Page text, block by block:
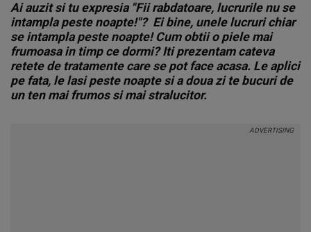
Ai auzit si tu expresia "Fii rabdatoare, lucrurile nu se
intampla peste noapte!"? Ei bine, unele lucruri chiar
se intampla peste noapte! Cum obtii o piele mai
frumoasa in timp ce dormi? Iti prezentam cateva
retete de tratamente care se pot face acasa. Le aplici
pe fata, le lasi peste noapte si a doua zi te bucuri de
un ten mai frumos si mai stralucitor.